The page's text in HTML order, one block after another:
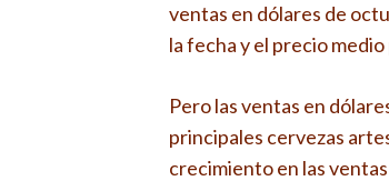
ventas en dólares de
la fecha y el precio
Pero las ventas en
principales cervezas
crecimiento en las